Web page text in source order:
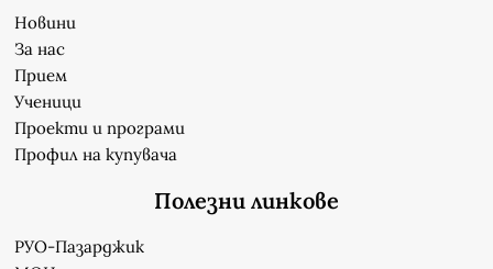
Новини
За нас
Прием
Ученици
Проекти и програми
Профил на купувача
Полезни линкове
РУО-Пазарджик